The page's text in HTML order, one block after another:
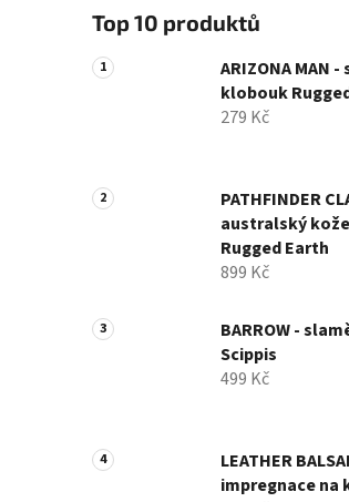
Top 10 produktů
ARIZONA MAN
klobouk
279 Kč
PATHFINDER
australský
Rugged Earth
899 Kč
BARROW -
Scippis
499 Kč
LEATHER
impregnace na